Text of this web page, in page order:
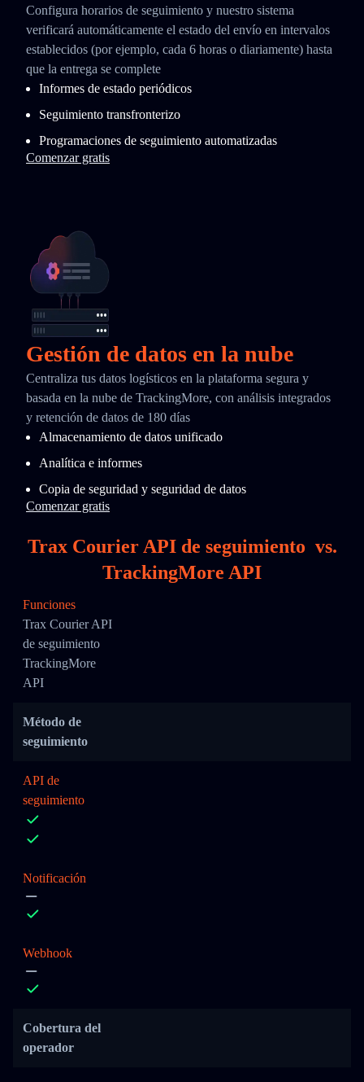
Configura horarios de seguimiento y nuestro sistema
verificará automáticamente el estado del envío en intervalos
establecidos (por ejemplo, cada 6 horas o diariamente) hasta
que la entrega se complete
Informes de estado periódicos
Seguimiento transfronterizo
Programaciones de seguimiento automatizadas
Comenzar gratis
Gestión de datos en la nube
Centraliza tus datos logísticos en la plataforma segura y
basada en la nube de TrackingMore, con análisis integrados
y retención de datos de 180 días
Almacenamiento de datos unificado
Analítica e informes
Copia de seguridad y seguridad de datos
Comenzar gratis
Trax Courier API de seguimiento vs.
TrackingMore API
Funciones
Trax Courier API
de seguimiento
TrackingMore
API
Método de
seguimiento
API de
seguimiento
Notificación
Webhook
Cobertura del
operador